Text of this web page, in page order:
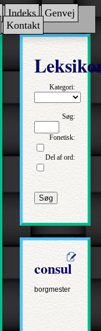
Indeks
Genvej
Kontakt
Kategori:
Søg:
Fonetisk:
Del af ord:
Søg
consul
borgmester